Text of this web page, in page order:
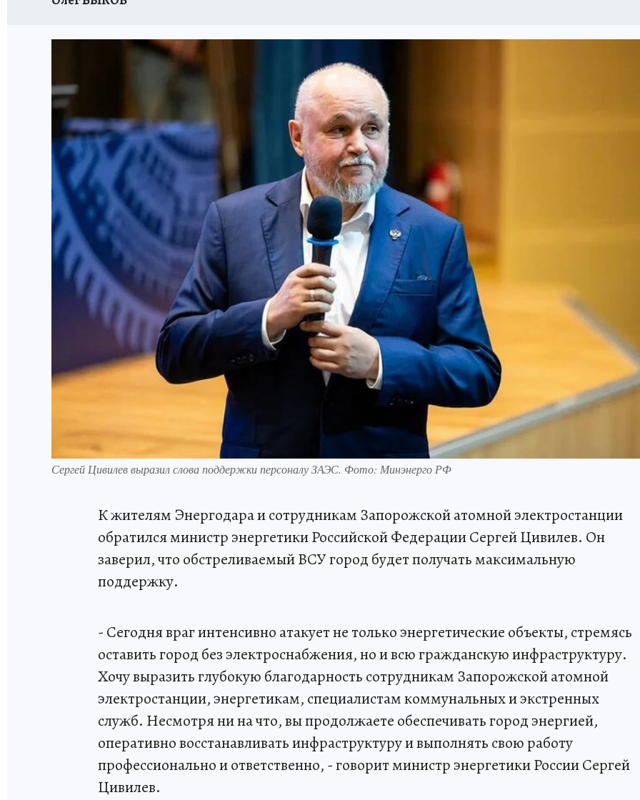
Сергей Цивилев выразил слова поддержки персоналу ЗАЭС. Фото: Минэнерго РФ
К жителям Энергодара и сотрудникам Запорожской атомной электростанции
обратился министр энергетики Российской Федерации Сергей Цивилев. Он
заверил, что обстреливаемый ВСУ город будет получать максимальную
поддержку.
- Сегодня враг интенсивно атакует не только энергетические объекты, стремясь
оставить город без электроснабжения, но и всю гражданскую инфраструктуру.
Хочу выразить глубокую благодарность сотрудникам Запорожской атомной
электростанции, энергетикам, специалистам коммунальных и экстренных
служб. Несмотря ни на что, вы продолжаете обеспечивать город энергией,
оперативно восстанавливать инфраструктуру и выполнять свою работу
профессионально и ответственно, - говорит министр энергетики России Сергей
Цивилев.